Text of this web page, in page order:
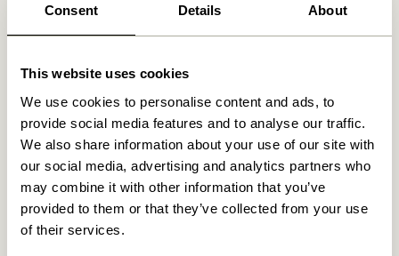
Consent Details About
This website uses cookies
We use cookies to personalise content and ads, to
provide social media features and to analyse our traffic.
We also share information about your use of our site with
our social media, advertising and analytics partners who
may combine it with other information that you’ve
provided to them or that they’ve collected from your use
of their services.
Fri fragt over
Relaterede varer